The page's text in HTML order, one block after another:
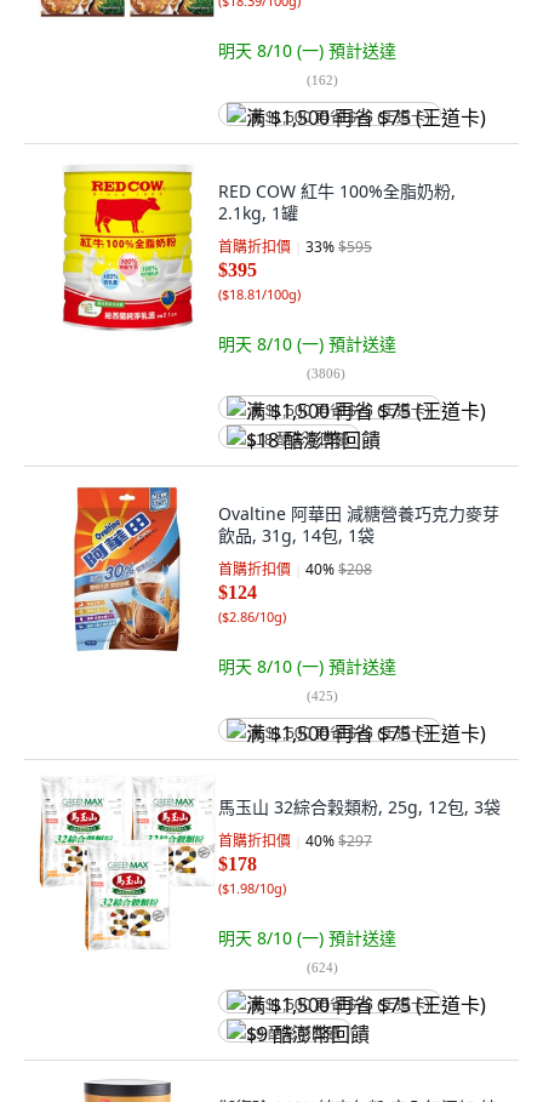
明天 8/10 (一) 預計送達
(162)
满 $1,500 再省 $75 (王道卡)
RED COW 紅牛 100%全脂奶粉,
2.1kg, 1罐
首購折扣價 33%$595
$395
($18.81/100g)
明天 8/10 (一) 預計送達
(3806)
满 $1,500 再省 $75 (王道卡)
$18 酷澎幣回饋
Ovaltine 阿華田 減糖營養巧克力麥芽
飲品, 31g, 14包, 1袋
首購折扣價 40%$208
$124
($2.86/10g)
明天 8/10 (一) 預計送達
(425)
满 $1,500 再省 $75 (王道卡)
馬玉山 32綜合穀類粉, 25g, 12包, 3袋
首購折扣價 40%$297
$178
($1.98/10g)
明天 8/10 (一) 預計送達
(624)
满 $1,500 再省 $75 (王道卡)
$9 酷澎幣回饋